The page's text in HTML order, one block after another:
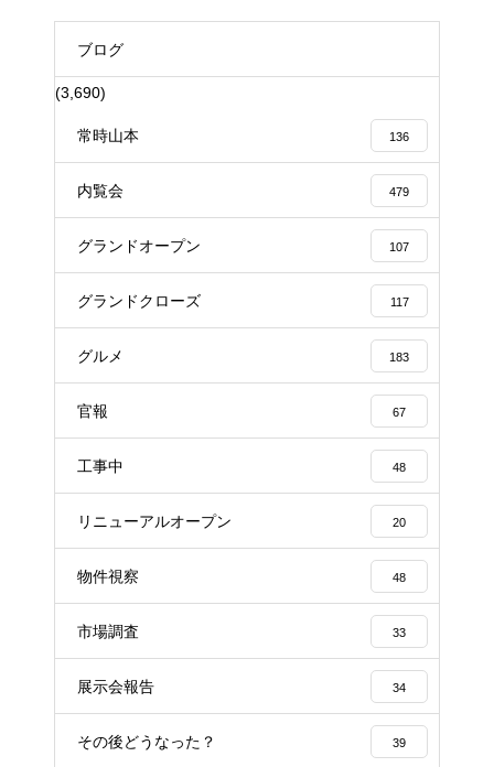
ブログ
(3,690)
常時山本 136
内覧会 479
グランドオープン 107
グランドクローズ 117
グルメ 183
官報 67
工事中 48
リニューアルオープン 20
物件視察 48
市場調査 33
展示会報告 34
その後どうなった？ 39